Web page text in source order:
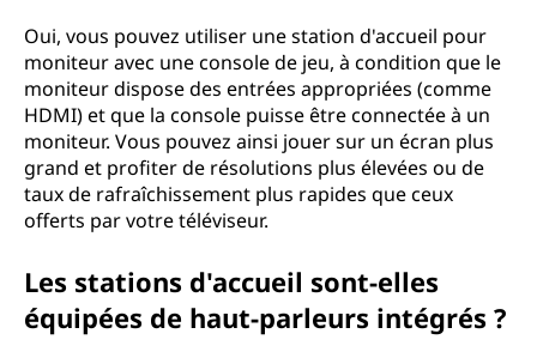
Oui, vous pouvez utiliser une station d'accueil pour
moniteur avec une console de jeu, à condition que le
moniteur dispose des entrées appropriées (comme
HDMI) et que la console puisse être connectée à un
moniteur. Vous pouvez ainsi jouer sur un écran plus
grand et profiter de résolutions plus élevées ou de
taux de rafraîchissement plus rapides que ceux
offerts par votre téléviseur.
Les stations d'accueil sont-elles
équipées de haut-parleurs intégrés ?